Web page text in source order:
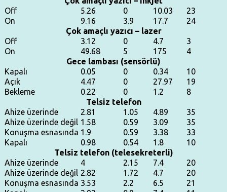
Off
5.26 0 10.03
23
On
9.16 3.9 17.7
24
Çok amaçlı yazıcı – lazer
Off
3.12 0 4.7
3
On
49.68 5 175
4
Gece lambası (sensörlü)
Kapalı
0.05 0 0.34
10
Açık
4.47 0 27.97
19
Bekleme
0.22 0 1.2
8
Telsiz telefon
Ahize üzerinde
2.81 1.05 4.89
35
Ahize üzerinde değil 1.58 0.59 3.09
35
Konuşma esnasında 1.9 0.59 3.38
33
Kapalı
0.98 0.54 1.8
10
Telsiz telefon (telesekreterli)
Ahize üzerinde
4 2.15 7.4
20
Ahize üzerinde değil 2.82 1.72 4.7
20
Konuşma esnasında 3.53 2.2 6.5
21